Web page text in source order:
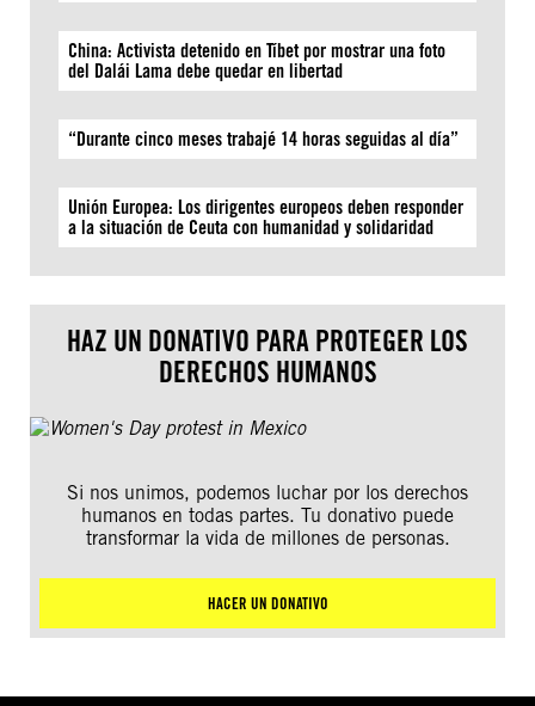
China: Activista detenido en Tíbet por mostrar una foto
del Dalái Lama debe quedar en libertad
“Durante cinco meses trabajé 14 horas seguidas al día”
Unión Europea: Los dirigentes europeos deben responder
a la situación de Ceuta con humanidad y solidaridad
HAZ UN DONATIVO PARA PROTEGER LOS
DERECHOS HUMANOS
Si nos unimos, podemos luchar por los derechos
humanos en todas partes. Tu donativo puede
transformar la vida de millones de personas.
HACER UN DONATIVO